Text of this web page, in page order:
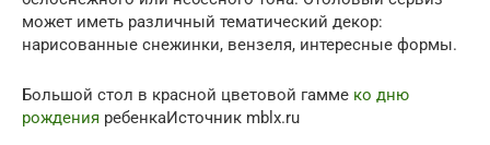
может иметь различный тематический декор:
нарисованные снежинки, вензеля, интересные формы.
Большой стол в красной цветовой гамме ко дню
рождения ребенкаИсточник mblx.ru